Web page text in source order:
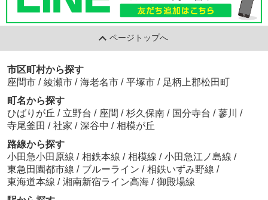
ページトップへ
市区町村から探す
座間市 / 綾瀬市 / 海老名市 / 平塚市 / 足柄上郡松田町
町名から探す
ひばりが丘 / 立野台 / 座間 / 杉久保南 / 国分寺台 / 蓼川 /
寺尾釜田 / 社家 / 深谷中 / 相模が丘
路線から探す
小田急小田原線 / 相鉄本線 / 相模線 / 小田急江ノ島線 /
東急田園都市線 / ブルーライン / 相鉄いずみ野線 /
東海道本線 / 湘南新宿ライン高海 / 御殿場線